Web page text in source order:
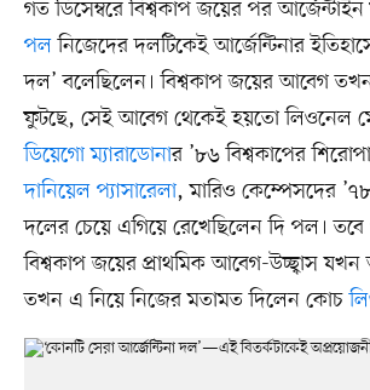
গত ডিসেম্বরে বিশ্বকাপ জয়ের পর
পলনিজেদের দলটিকেই আর্জেন্টিনার
দল’ বলেছিলেন। বিশ্বকাপ জয়ের আবেগ
ফুটছে, সেই আবেগ থেকেই হয়তো লিওনেল
ডিয়েগো ম্যারাডোনার ’৮৬ বিশ্বকাপের
দানিয়েল প্যাসারেলা, মারিও কেম্পেসদের
দলের চেয়ে এগিয়ে রেখেছিলেন দি পল।
বিশ্বকাপ জয়ের প্রাথমিক আবেগ-উচ্ছ্বাস যখন
তখন এ নিয়ে নিজের মতামত দিলেন কোচ